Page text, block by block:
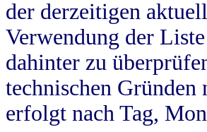
der derzeitigen
Verwendung der
dahinter zu
technischen
erfolgt nach Tag,